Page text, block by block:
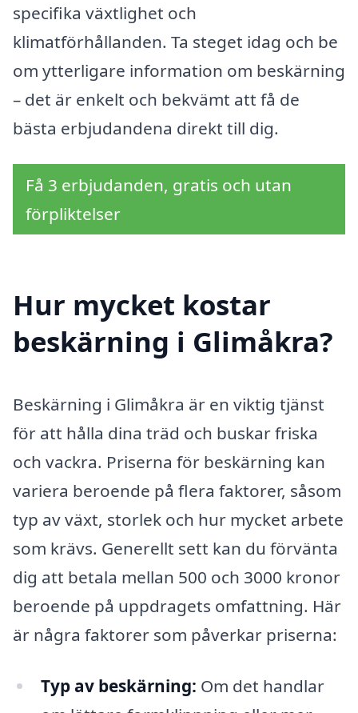
specifika växtlighet och
klimatförhållanden. Ta steget idag och be
om ytterligare information om beskärning
– det är enkelt och bekvämt att få de
bästa erbjudandena direkt till dig.
Få 3 erbjudanden, gratis och utan
förpliktelser
Hur mycket kostar
beskärning i Glimåkra?
Beskärning i Glimåkra är en viktig tjänst
för att hålla dina träd och buskar friska
och vackra. Priserna för beskärning kan
variera beroende på flera faktorer, såsom
typ av växt, storlek och hur mycket arbete
som krävs. Generellt sett kan du förvänta
dig att betala mellan 500 och 3000 kronor
beroende på uppdragets omfattning. Här
är några faktorer som påverkar priserna:
Typ av beskärning: Om det handlar